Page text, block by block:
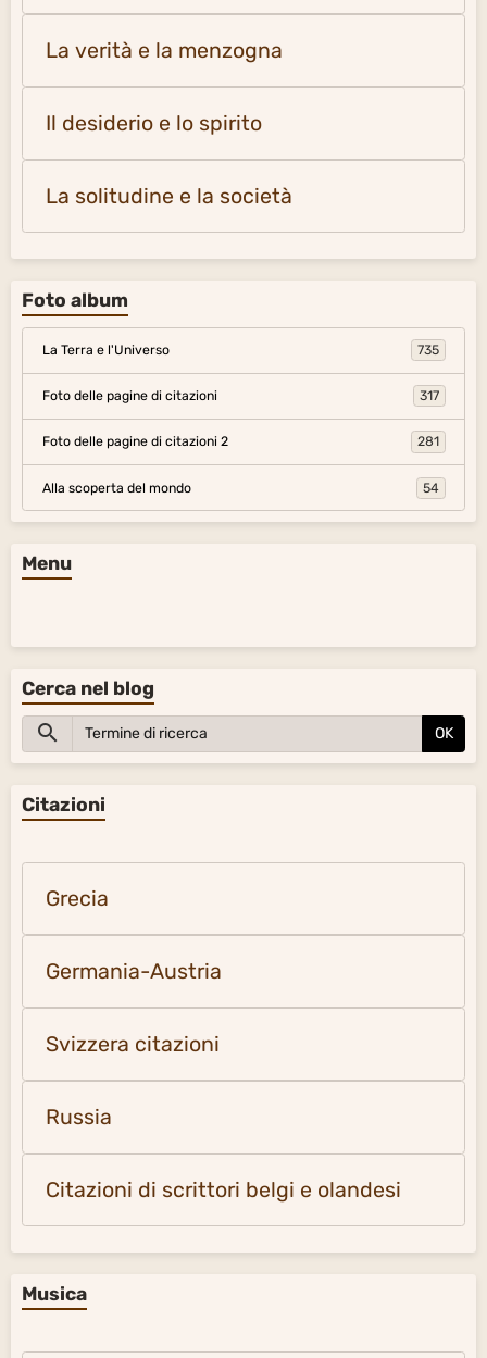
La verità e la menzogna
Il desiderio e lo spirito
La solitudine e la società
Foto album
La Terra e l'Universo 735
Foto delle pagine di citazioni 317
Foto delle pagine di citazioni 2 281
Alla scoperta del mondo 54
Menu
Cerca nel blog
OK
Citazioni
Grecia
Germania-Austria
Svizzera citazioni
Russia
Citazioni di scrittori belgi e olandesi
Musica